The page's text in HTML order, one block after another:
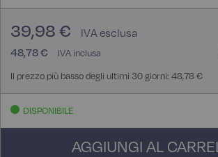
48,78 €
39,98 €
Il prezzo più basso degli ultimi 30 giorni: 48,78 €
DISPONIBILE
AGGIUNGI AL